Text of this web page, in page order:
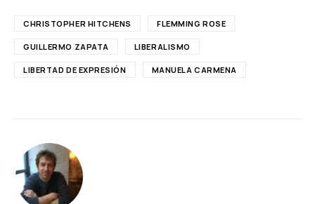
CHRISTOPHER HITCHENS FLEMMING ROSE
GUILLERMO ZAPATA LIBERALISMO
LIBERTAD DE EXPRESIÓN MANUELA CARMENA